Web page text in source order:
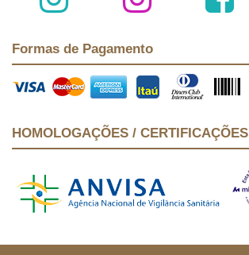
Formas de Pagamento
HOMOLOGAÇÕES / CERTIFICAÇÕES